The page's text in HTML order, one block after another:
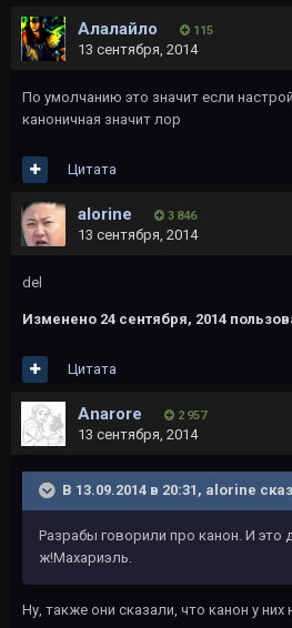
Алалайло 115
13 сентября, 2014
По умолчанию это значит если
каноничная значит лор
Цитата
alorine 3 846
13 сентября, 2014
del
Изменено 24 сентября, 2014
Цитата
Anarore 2 957
13 сентября, 2014
В 13.09.2014 в 20:31, alorine
Разрабы говорили про канон. И это
ж!Махариэль.
Ну, также они сказали, что канон у них